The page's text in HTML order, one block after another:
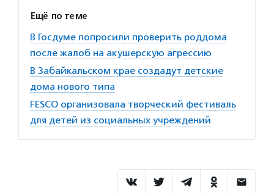
Ещё по теме
В Госдуме попросили проверить роддома
после жалоб на акушерскую агрессию
В Забайкальском крае создадут детские
дома нового типа
FESCO организовала творческий фестиваль
для детей из социальных учреждений